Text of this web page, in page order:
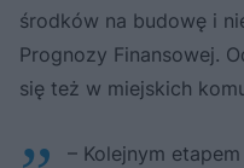
środków na budowę i
Prognozy Finansowej.
się też w miejskich
– Kolejnym